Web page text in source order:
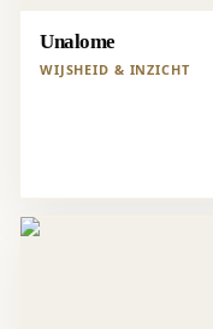
Unalome
WIJSHEID & INZICHT